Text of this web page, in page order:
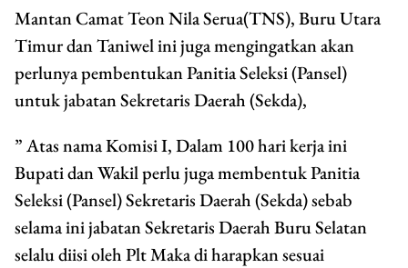
Mantan Camat Teon Nila Serua(TNS), Buru Utara
Timur dan Taniwel ini juga mengingatkan akan
perlunya pembentukan Panitia Seleksi (Pansel)
untuk jabatan Sekretaris Daerah (Sekda),
” Atas nama Komisi I, Dalam 100 hari kerja ini
Bupati dan Wakil perlu juga membentuk Panitia
Seleksi (Pansel) Sekretaris Daerah (Sekda) sebab
selama ini jabatan Sekretaris Daerah Buru Selatan
selalu diisi oleh Plt Maka di harapkan sesuai